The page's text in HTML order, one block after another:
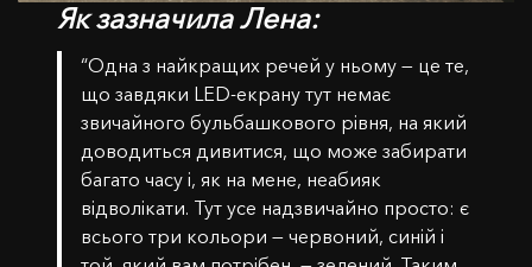
Як зазначила Лена:
“Одна з найкращих речей у ньому — це те,
що завдяки LED-екрану тут немає
звичайного бульбашкового рівня, на який
доводиться дивитися, що може забирати
багато часу і, як на мене, неабияк
відволікати. Тут усе надзвичайно просто: є
всього три кольори — червоний, синій і